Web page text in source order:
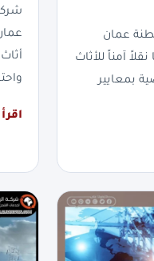
عمان
آمناً للأثاث
بمعايير